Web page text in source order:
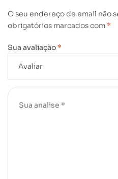
O seu endereço de email não
obrigatórios marcados com *
Sua avaliação *